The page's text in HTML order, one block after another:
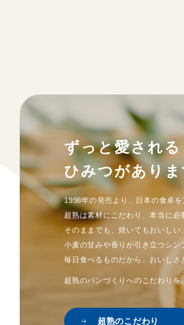
ずっと愛される
ひみつがあり
1998年の発売より、日本の食卓を
超熟は素材にこだわり、本当に必
そのままでも、焼いてもおいしい、
小麦の甘みや香りが引き立つシン
毎日食べるものだから、おいしさ
超熟のパンづくりへのこだわり
超熟のこだわり